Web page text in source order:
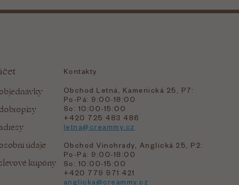
údaje
kupóny
Kontakty
Obchod Letná, Kamenická 25, P7:
Po-Pá: 9:00-18:00
So: 10:00-15:00
+420 725 483 486
letna@creammy.cz
Obchod Vinohrady, Anglická 25, P2:
Po-Pá: 9:00-18:00
So: 10:00-15:00
+420 779 971 421
anglicka@creammy.cz